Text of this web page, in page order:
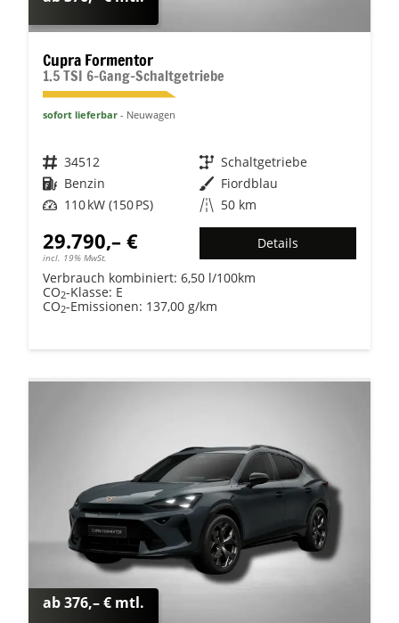
Cupra Formentor
1.5 TSI 6-Gang-Schaltgetriebe
sofort lieferbar Neuwagen
Fahrzeugnr. 34512 Getriebe Schaltgetriebe
Kraftstoff Benzin Außenfarbe Fiordblau
Leistung 110 kW (150 PS) Kilometerstand 50 km
29.790,– €
incl. 19% MwSt.
Details
Verbrauch kombiniert: 6,50 l/100km
CO2-Klasse: E
CO2-Emissionen: 137,00 g/km
ab 376,– € mtl.